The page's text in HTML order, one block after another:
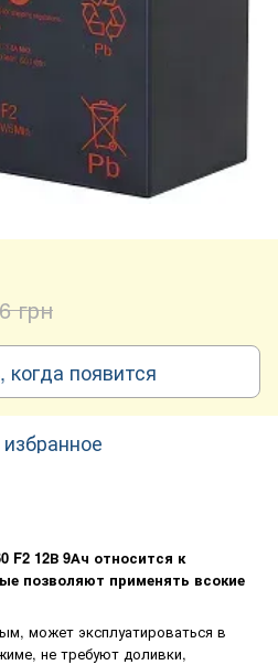
грн
появится
F2 12В 9Ач относится к
позволяют применять всокие
может эксплуатироваться в
не требуют доливки,